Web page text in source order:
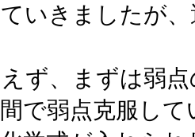
いきましたが
ず、まずは弱
で弱点克服し